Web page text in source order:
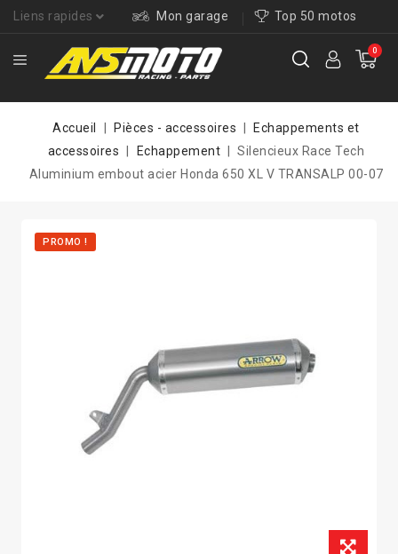
Liens rapides Mon garage Top 50 motos
0
Accueil Pièces - accessoires
Echappements et
accessoires
Echappement
Silencieux Race Tech
Aluminium embout acier Honda 650 XL V TRANSALP 00-07
PROMO !